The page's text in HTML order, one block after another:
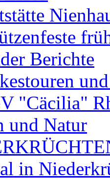
Berichte
"Cäcilia"
und Natur
in